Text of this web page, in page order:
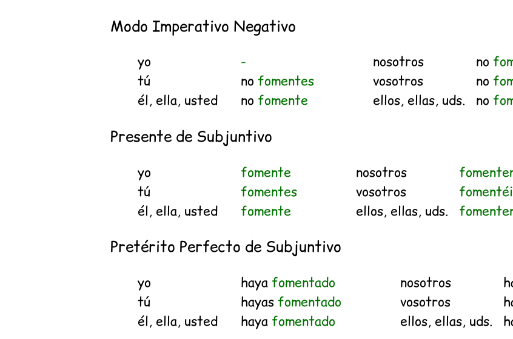
Modo Imperativo Negativo
yo
-
tú
no fomentes
él, ella, usted
no fomente
nosotros no
vosotros
no
ellos, ellas, uds.
no
Presente de Subjuntivo
yo
fomente
tú
fomentes
él, ella, usted
fomente
nosotros
vosotros
ellos, ellas, uds.
Pretérito Perfecto de Subjuntivo
yo haya fomentado
tú
hayas fomentado
él, ella, usted
haya fomentado
nosotros
vosotros
ellos, ellas, uds.